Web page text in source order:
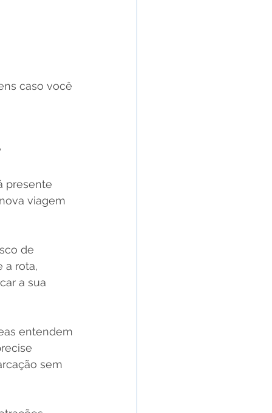
caso você
presente
viagem
de
a rota,
a sua
entendem
sem